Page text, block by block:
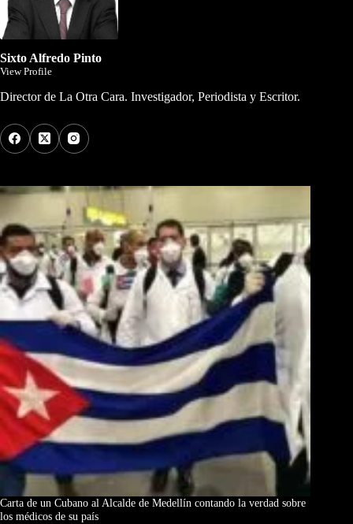
Sixto Alfredo Pinto
View Profile
Director de La Otra Cara. Investigador, Periodista y Escritor.
Carta de un Cubano al Alcalde de Medellín contando la verdad sobre
los médicos de su país